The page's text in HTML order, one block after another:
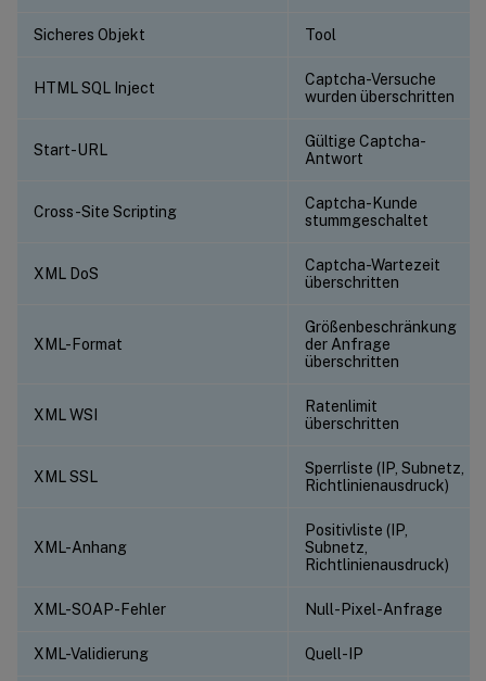
Sicheres Objekt Tool
HTML SQL Inject
Captcha-Versuche
wurden überschritten
Start-URL
Gültige Captcha-
Antwort
Cross-Site Scripting
Captcha-Kunde
stummgeschaltet
XML DoS
Captcha-Wartezeit
überschritten
XML-Format
Größenbeschränkung
der Anfrage
überschritten
XML WSI
Ratenlimit
überschritten
XML SSL
Sperrliste (IP, Subnetz,
Richtlinienausdruck)
XML-Anhang
Positivliste (IP,
Subnetz,
Richtlinienausdruck)
XML-SOAP-Fehler Null-Pixel-Anfrage
XML-Validierung Quell-IP